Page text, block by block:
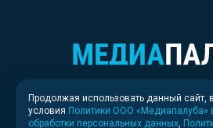
Продолжая использовать данный сайт,
условия Политики ООО «Медиапалуба»
обработки персональных данных